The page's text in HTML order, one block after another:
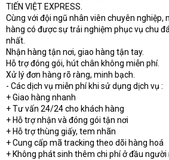
TIẾN VIỆT EXPRESS.
Cùng với đội ngũ nhân viên chuyên nghiệp,
hàng có được sự trải nghiệm phục vụ chu
nhất.
Nhận hàng tận nơi, giao hàng tận tay.
Hỗ trợ đóng gói, hút chân không miễn phí.
Xử lý đơn hàng rõ ràng, minh bạch.
- Các dịch vụ miễn phí khi sử dụng dịch vụ :
+ Giao hàng nhanh
+ Tư vấn 24/24 cho khách hàng
+ Hỗ trợ nhận và đóng gói tận nơi
+ Hỗ trợ thùng giấy, tem nhãn
+ Cung cấp mã tracking theo dõi hàng hoá
+ Không phát sinh thêm chi phí ở đầu người